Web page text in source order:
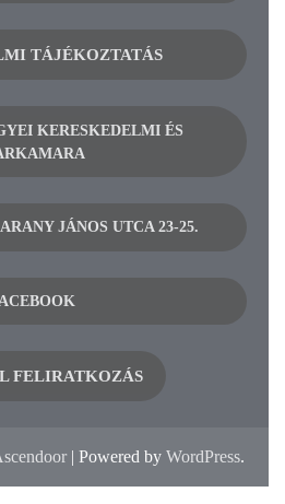
TÁJÉKOZTATÁS
KERESKEDELMI ÉS
JÁNOS UTCA 23-25.
FELIRATKOZÁS
| Powered by WordPress.